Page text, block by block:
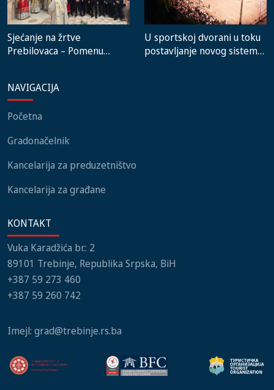
Sjećanje na žrtve
Prebilovaca – Pomenu
zajednica i građani
U sportskoj dvorani u toku
postavljanje novog sistema
NAVIGACIJA
Početna
Gradonačelnik
Kancelarija za preduzetništvo
Kancelarija za građane
KONTAKT
Vuka Karadžića br.: 2
89101 Trebinje, Republika Srpska, BiH
+387 59 273 460
+387 59 260 742
Imejl: grad@trebinje.rs.ba